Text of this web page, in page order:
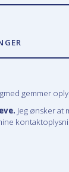
gemmer
Jeg ønsker